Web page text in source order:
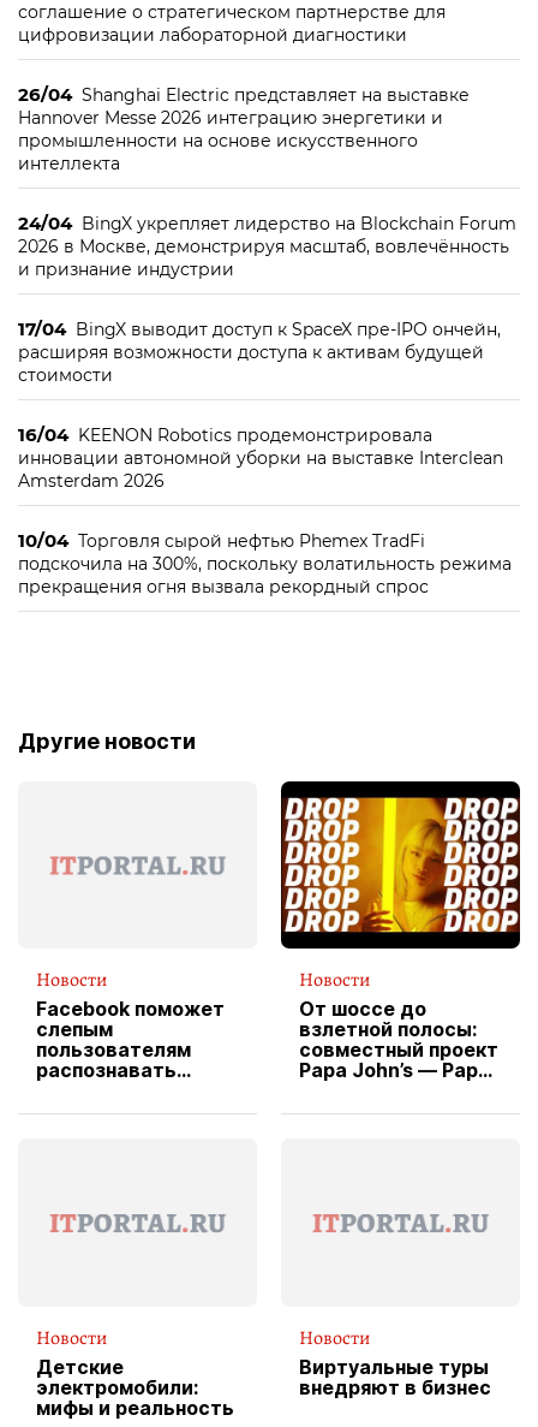
соглашение о стратегическом партнерстве для
цифровизации лабораторной диагностики
26/04 Shanghai Electric представляет на выставке
Hannover Messe 2026 интеграцию энергетики и
промышленности на основе искусственного
интеллекта
24/04 BingX укрепляет лидерство на Blockchain Forum
2026 в Москве, демонстрируя масштаб, вовлечённость
и признание индустрии
17/04 BingX выводит доступ к SpaceX пре-IPO ончейн,
расширяя возможности доступа к активам будущей
стоимости
16/04 KEENON Robotics продемонстрировала
инновации автономной уборки на выставке Interclean
Amsterdam 2026
10/04 Торговля сырой нефтью Phemex TradFi
подскочила на 300%, поскольку волатильность режима
прекращения огня вызвала рекордный спрос
Другие новости
Новости
Facebook поможет
слепым
пользователям
распознавать
Новости
От шоссе до
взлетной полосы:
совместный проект
Papa John’s — Papa
вводит
Новости
Детские
электромобили:
мифы и реальность
Новости
Виртуальные туры
внедряют в бизнес